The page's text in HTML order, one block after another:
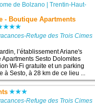
de Bolzano |Trentin-Haut-
- Boutique Apartments
Refuge des Trois Cimes
l’établissement Ariane's
Sesto Dolomites
Wi-Fi gratuite et un parking
à Sesto, à 28 km de ce lieu ...
Refuge des Trois Cimes